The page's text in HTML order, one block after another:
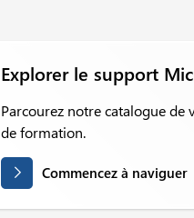
Explorer le support
Parcourez notre catalogue de
de formation.
Commencez à naviguer